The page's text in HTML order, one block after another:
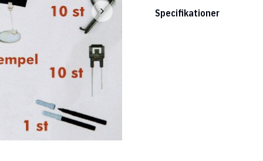
Specifikationer